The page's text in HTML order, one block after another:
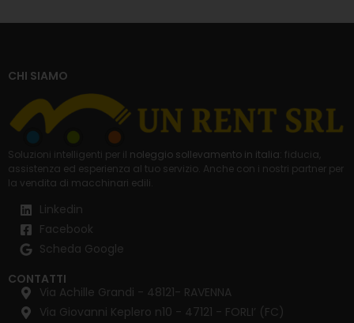
CHI SIAMO
Soluzioni intelligenti per il noleggio sollevamento in italia : fiducia,
assistenza ed esperienza al tuo servizio. Anche con i nostri partner per
la vendita di macchinari edili
Linkedin
Facebook
Scheda Google
CONTATTI
Via Achille Grandi - 48121- RAVENNA
Via Giovanni Keplero n10 - 47121 - FORLI’ (FC)